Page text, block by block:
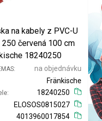
na kabely z PVC-U
250 červená 100 cm
18240250
na objednávku
Fränkische
18240250
ELOSOS0815027
4013960017854